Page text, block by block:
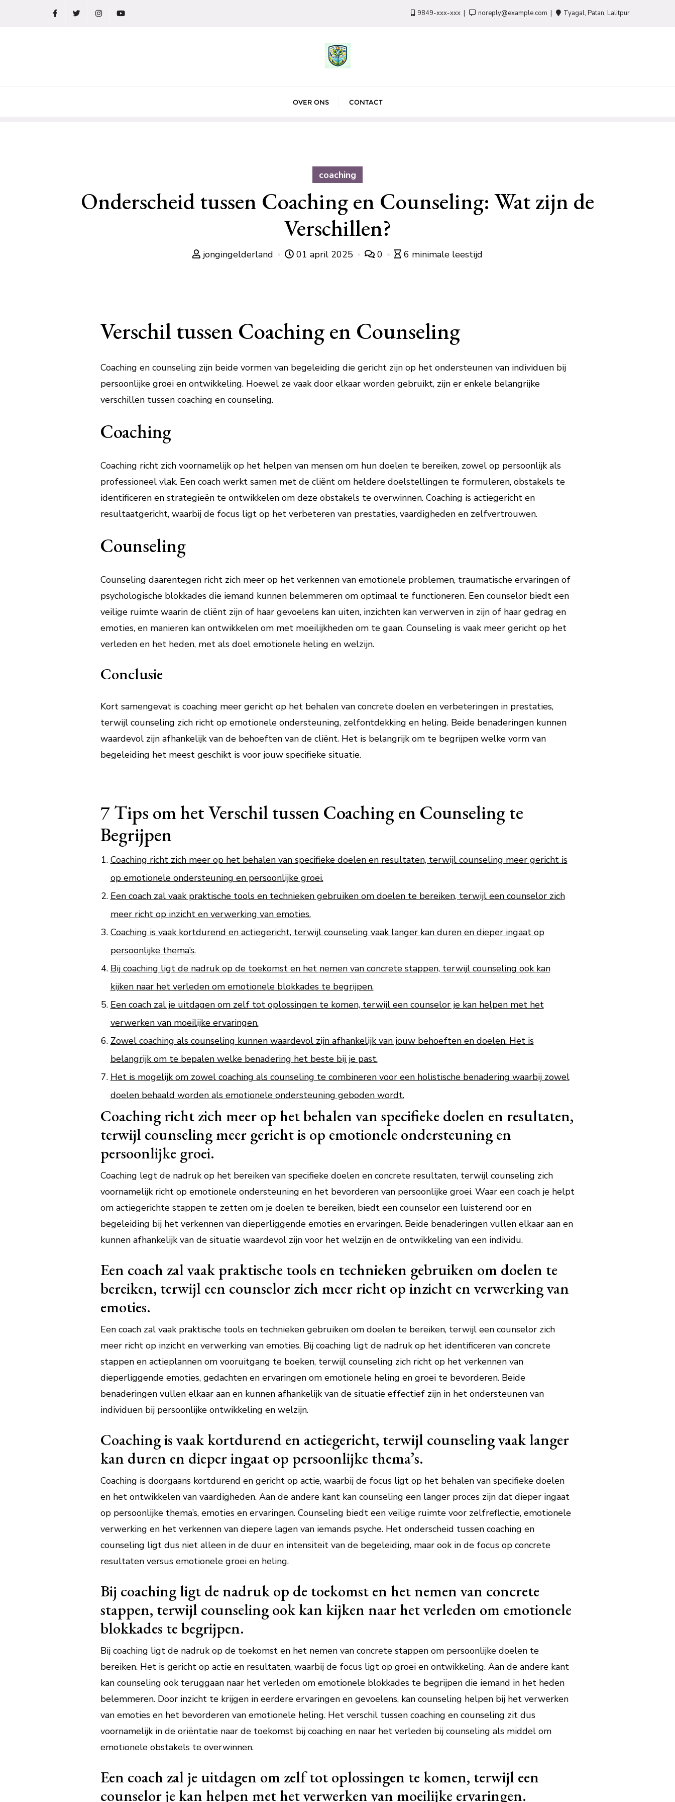
9849-xxx-xxx noreply@example.com Tyagal, Patan, Lalitpur
OVER ONS CONTACT
coaching
Onderscheid tussen Coaching en Counseling: Wat zijn de
Verschillen?
jongingelderland 01 april 2025 0 6 minimale leestijd
Verschil tussen Coaching en Counseling
Coaching en counseling zijn beide vormen van begeleiding die gericht zijn op het ondersteunen van individuen bij
persoonlijke groei en ontwikkeling. Hoewel ze vaak door elkaar worden gebruikt, zijn er enkele belangrijke
verschillen tussen coaching en counseling.
Coaching
Coaching richt zich voornamelijk op het helpen van mensen om hun doelen te bereiken, zowel op persoonlijk als
professioneel vlak. Een coach werkt samen met de cliënt om heldere doelstellingen te formuleren, obstakels te
identificeren en strategieën te ontwikkelen om deze obstakels te overwinnen. Coaching is actiegericht en
resultaatgericht, waarbij de focus ligt op het verbeteren van prestaties, vaardigheden en zelfvertrouwen.
Counseling
Counseling daarentegen richt zich meer op het verkennen van emotionele problemen, traumatische ervaringen of
psychologische blokkades die iemand kunnen belemmeren om optimaal te functioneren. Een counselor biedt een
veilige ruimte waarin de cliënt zijn of haar gevoelens kan uiten, inzichten kan verwerven in zijn of haar gedrag en
emoties, en manieren kan ontwikkelen om met moeilijkheden om te gaan. Counseling is vaak meer gericht op het
verleden en het heden, met als doel emotionele heling en welzijn.
Conclusie
Kort samengevat is coaching meer gericht op het behalen van concrete doelen en verbeteringen in prestaties,
terwijl counseling zich richt op emotionele ondersteuning, zelfontdekking en heling. Beide benaderingen kunnen
waardevol zijn afhankelijk van de behoeften van de cliënt. Het is belangrijk om te begrijpen welke vorm van
begeleiding het meest geschikt is voor jouw specifieke situatie.
7 Tips om het Verschil tussen Coaching en Counseling te
Begrijpen
Coaching richt zich meer op het behalen van specifieke doelen en resultaten, terwijl counseling meer gericht is
op emotionele ondersteuning en persoonlijke groei.
Een coach zal vaak praktische tools en technieken gebruiken om doelen te bereiken, terwijl een counselor zich
meer richt op inzicht en verwerking van emoties.
Coaching is vaak kortdurend en actiegericht, terwijl counseling vaak langer kan duren en dieper ingaat op
persoonlijke thema’s.
Bij coaching ligt de nadruk op de toekomst en het nemen van concrete stappen, terwijl counseling ook kan
kijken naar het verleden om emotionele blokkades te begrijpen.
Een coach zal je uitdagen om zelf tot oplossingen te komen, terwijl een counselor je kan helpen met het
verwerken van moeilijke ervaringen.
Zowel coaching als counseling kunnen waardevol zijn afhankelijk van jouw behoeften en doelen. Het is
belangrijk om te bepalen welke benadering het beste bij je past.
Het is mogelijk om zowel coaching als counseling te combineren voor een holistische benadering waarbij zowel
doelen behaald worden als emotionele ondersteuning geboden wordt.
Coaching richt zich meer op het behalen van specifieke doelen en resultaten,
terwijl counseling meer gericht is op emotionele ondersteuning en
persoonlijke groei.
Coaching legt de nadruk op het bereiken van specifieke doelen en concrete resultaten, terwijl counseling zich
voornamelijk richt op emotionele ondersteuning en het bevorderen van persoonlijke groei. Waar een coach je helpt
om actiegerichte stappen te zetten om je doelen te bereiken, biedt een counselor een luisterend oor en
begeleiding bij het verkennen van dieperliggende emoties en ervaringen. Beide benaderingen vullen elkaar aan en
kunnen afhankelijk van de situatie waardevol zijn voor het welzijn en de ontwikkeling van een individu.
Een coach zal vaak praktische tools en technieken gebruiken om doelen te
bereiken, terwijl een counselor zich meer richt op inzicht en verwerking van
emoties.
Een coach zal vaak praktische tools en technieken gebruiken om doelen te bereiken, terwijl een counselor zich
meer richt op inzicht en verwerking van emoties. Bij coaching ligt de nadruk op het identificeren van concrete
stappen en actieplannen om vooruitgang te boeken, terwijl counseling zich richt op het verkennen van
dieperliggende emoties, gedachten en ervaringen om emotionele heling en groei te bevorderen. Beide
benaderingen vullen elkaar aan en kunnen afhankelijk van de situatie effectief zijn in het ondersteunen van
individuen bij persoonlijke ontwikkeling en welzijn.
Coaching is vaak kortdurend en actiegericht, terwijl counseling vaak langer
kan duren en dieper ingaat op persoonlijke thema’s.
Coaching is doorgaans kortdurend en gericht op actie, waarbij de focus ligt op het behalen van specifieke doelen
en het ontwikkelen van vaardigheden. Aan de andere kant kan counseling een langer proces zijn dat dieper ingaat
op persoonlijke thema’s, emoties en ervaringen. Counseling biedt een veilige ruimte voor zelfreflectie, emotionele
verwerking en het verkennen van diepere lagen van iemands psyche. Het onderscheid tussen coaching en
counseling ligt dus niet alleen in de duur en intensiteit van de begeleiding, maar ook in de focus op concrete
resultaten versus emotionele groei en heling.
Bij coaching ligt de nadruk op de toekomst en het nemen van concrete
stappen, terwijl counseling ook kan kijken naar het verleden om emotionele
blokkades te begrijpen.
Bij coaching ligt de nadruk op de toekomst en het nemen van concrete stappen om persoonlijke doelen te
bereiken. Het is gericht op actie en resultaten, waarbij de focus ligt op groei en ontwikkeling. Aan de andere kant
kan counseling ook teruggaan naar het verleden om emotionele blokkades te begrijpen die iemand in het heden
belemmeren. Door inzicht te krijgen in eerdere ervaringen en gevoelens, kan counseling helpen bij het verwerken
van emoties en het bevorderen van emotionele heling. Het verschil tussen coaching en counseling zit dus
voornamelijk in de oriëntatie naar de toekomst bij coaching en naar het verleden bij counseling als middel om
emotionele obstakels te overwinnen.
Een coach zal je uitdagen om zelf tot oplossingen te komen, terwijl een
counselor je kan helpen met het verwerken van moeilijke ervaringen.